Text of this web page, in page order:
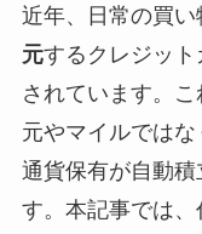
近年、日常の買い
元するクレジッ
されています。
元やマイルでは
通貨保有が自動
す。本記事では